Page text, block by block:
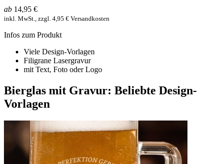
ab 14,95 €
inkl. MwSt., zzgl. 4,95 € Versandkosten
Infos zum Produkt
Viele Design-Vorlagen
Filigrane Lasergravur
mit Text, Foto oder Logo
Bierglas mit Gravur: Beliebte Design-
Vorlagen